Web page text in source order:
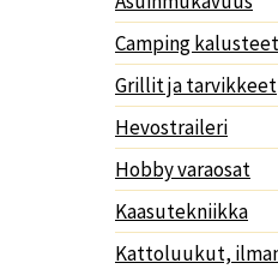
Camping kalusteet
Grillit ja tarvikkeet
Hevostraileri
Hobby varaosat
Kaasutekniikka
Kattoluukut,